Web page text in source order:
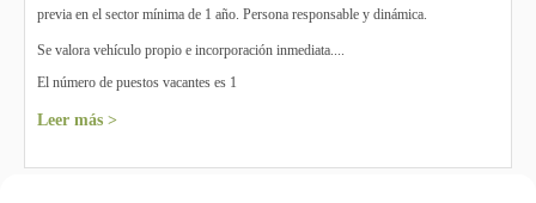
previa en el sector mínima de 1 año. Persona responsable y dinámica.
Se valora vehículo propio e incorporación inmediata....
El número de puestos vacantes es 1
Leer más >